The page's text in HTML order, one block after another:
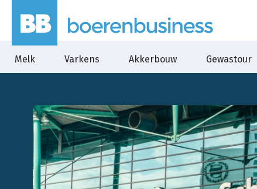
Melk Varkens Akkerbouw Gewastour